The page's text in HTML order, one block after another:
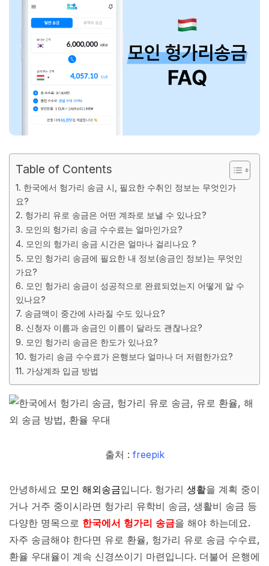
Table of Contents
1. 한국에서 헝가리 송금 시, 필요한 수취인 정보는 무엇인가
요?
2. 헝가리 유로 송금은 어떤 계좌로 보낼 수 있나요?
3. 모인의 헝가리 송금 수수료는 얼마인가요?
4. 모인의 헝가리 송금 시간은 얼마나 걸리나요 ?
5. 모인 헝가리 송금에 필요한 내 정보(송금인 정보)는 무엇인
가요?
6. 모인 헝가리 송금이 성공적으로 완료되었는지 어떻게 알 수
있나요?
7. 송금액이 중간에 사라질 수도 있나요?
8. 신청자 이름과 송금인 이름이 달라도 괜찮나요?
9. 모인 헝가리 송금은 한도가 있나요?
10. 헝가리 송금 수수료가 은행보다 얼마나 더 저렴한가요?
11. 가상계좌 입금 방법
출처 : freepik
안녕하세요 모인 해외송금입니다. 헝가리 생활을 계획 중이
거나 거주 중이시라면 헝가리 유학비 송금, 생활비 송금 등
다양한 명목으로 한국에서 헝가리 송금을 해야 하는데요.
자주 송금해야 한다면 유로 환율, 헝가리 유로 송금 수수료,
환율 우대율이 계속 신경쓰이기 마련입니다. 더불어 은행에